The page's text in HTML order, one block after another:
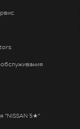
"NISSAN 5★"